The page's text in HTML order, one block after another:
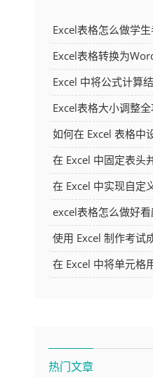
Excel表格怎么做学
Excel表格转换为
解析
Excel 中将公式计算
字的多种方法
Excel表格大小调整
如何在 Excel 表格中
容
在 Excel 中固定表头
时都显示表头的方法
在 Excel 中实现自定
面指南
excel表格怎么做好
使用 Excel 制作考试
骤及技巧
在 Excel 中将单元格
热门文章